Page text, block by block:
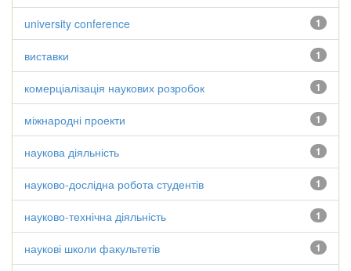
1
university conference
1
виставки
1
комерціалізація наукових розробок
1
міжнародні проекти
1
наукова діяльність
1
науково-дослідна робота студентів
1
науково-технічна діяльність
1
наукові школи факультетів